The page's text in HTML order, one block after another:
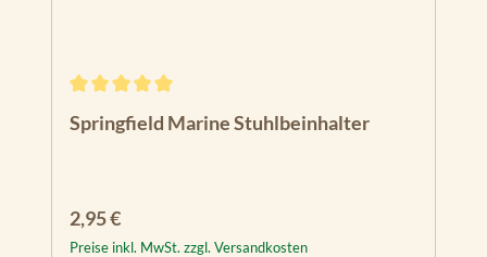
Springfield Marine Stuhlbeinhalter
Regulärer Preis:
2,95 €
Preise inkl. MwSt. zzgl. Versandkosten